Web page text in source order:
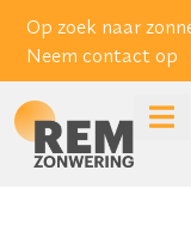
Op zoek naar
Neem contact op